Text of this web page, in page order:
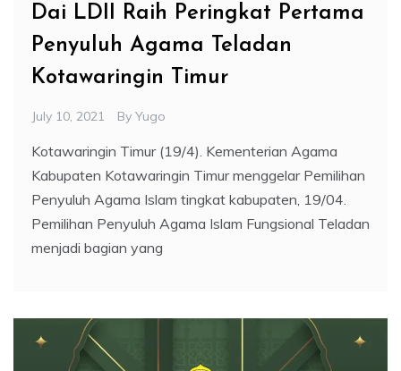
Dai LDII Raih Peringkat Pertama
Penyuluh Agama Teladan
Kotawaringin Timur
July 10, 2021 By Yugo
Kotawaringin Timur (19/4). Kementerian Agama
Kabupaten Kotawaringin Timur menggelar Pemilihan
Penyuluh Agama Islam tingkat kabupaten, 19/04.
Pemilihan Penyuluh Agama Islam Fungsional Teladan
menjadi bagian yang